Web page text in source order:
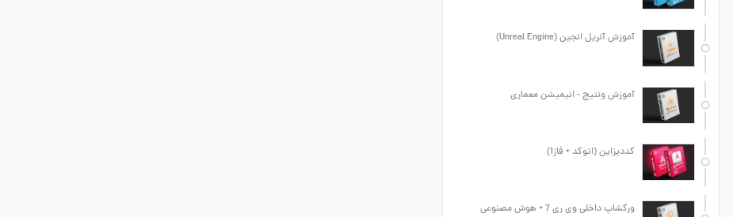
آموزش آنریل انجین (Unreal Engine)
آموزش ونتیج - انیمیشن معماری
کددیزاین (اتوکد + فاز1)
ورکشاپ داخلی وی ری 7 + هوش مصنوعی